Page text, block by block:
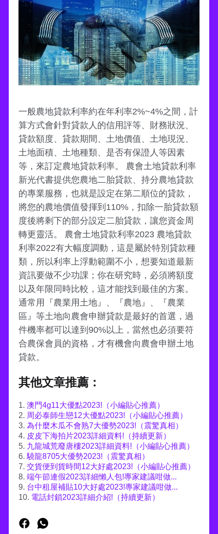
一般農地貸款利率約在年利率2%~4%之間，計
算方式會針對貸款人的信用評等、財務狀況、
貸款額度、貸款期間、土地價值、土地現況、
土地面積、土地種類、是否有保證人等因素
等，來訂定農地貸款利率。 農會土地貸款利率
新光代書提供您農地二胎貸款、持分農地貸款
的專業服務，也就是設定在第二順位的貸款，
將您的農地價值發揮到110%，扣除一胎貸款額
度後將剩下的部分設定二胎貸款，讓您資金周
轉更靈活。 農會土地貸款利率2023 農地貸款
利率2022有大幅度調動，這是屬於特別貸款種
類，所以利率上浮動範圍不小，想要知道最新
資訊要做不少功課；你在研究時，必須將額度
以及年限同時比較，這才能找到最佳的方案。
通常用『農業用土地』、『農地』、『農業
區』等土地向農會申辦貸款是最好的首選，過
件機率都可以達到90%以上，當然也必須要符
合農保會員的資格，才有機會向農會申辦土地
貸款。
其他文章推薦：
1. 澳門4g11大優點2023!（小編貼心推薦）
2. 周必泰師生戀12大優點2023!（小編貼心推薦）
3. 為什麼木瓜不會熟7大優勢2023!（震驚真相）
4. 皮皮下海拍片2023詳細資料!（持續更新）
5. 九龍城荒廢唐樓2023詳細資料!（小編貼心推薦）
6. 驍龍8705大優勢2023!（震驚真相）
7. 交貨便到貨時間12大好處2023!（小編貼心推薦）
8. 端午節連假2023詳細懶人包!專家建議咁做...
9. 台中租屋補貼10大好處2023!專家建議咁做...
10. 電話封鎖2023詳細介紹!（持續更新）